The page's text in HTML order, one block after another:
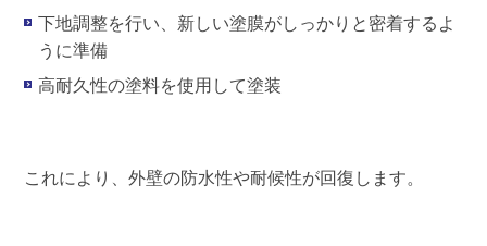
下地調整を行い、新しい塗膜がしっかりと密着するよ
うに準備
高耐久性の塗料を使用して塗装
これにより、外壁の防水性や耐候性が回復します。